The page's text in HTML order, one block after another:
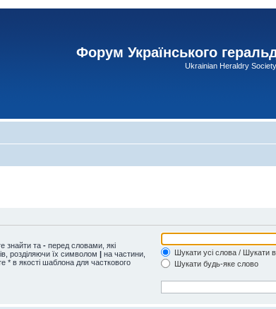
Форум Українського
Ukrainian Heraldry
знайти та - перед словами, які
розділяючи їх символом | на частини,
* в якості шаблона для часткового
Шукати усі слова / Шукати
Шукати будь-яке слово